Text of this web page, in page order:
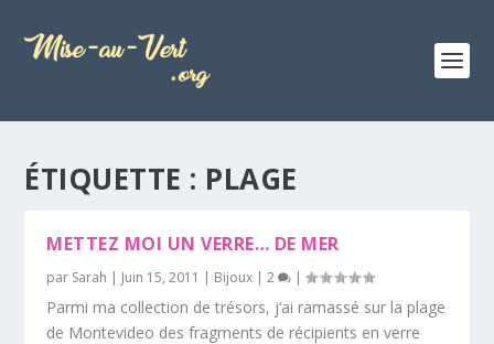
ÉTIQUETTE : PLAGE
METTEZ MOI UN VERRE… DE MER
par Sarah | Juin 15, 2011 | Bijoux |2 |
Parmi ma collection de trésors, j’ai ramassé sur la plage
de Montevideo des fragments de récipients en verre